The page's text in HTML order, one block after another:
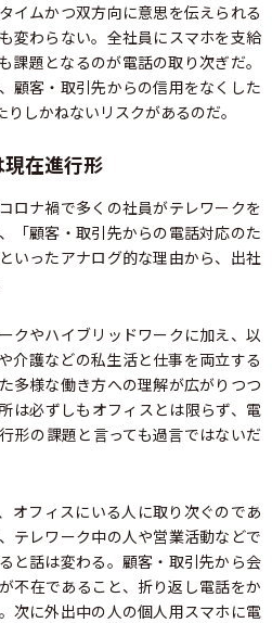
イムかつ双方向に意思を伝えられる
変わらない。全社員にスマホを支給
課題となるのが電話の取り次ぎだ。
顧客・取引先からの信用をなくした
しかねないリスクがあるのだ。
現在進行形
ロナ禍で多くの社員がテレワークを
「顧客・取引先からの電話対応のた
いったアナログ的な理由から、出社
クやハイブリッドワークに加え、以
介護などの私生活と仕事を両立する
多様な働き方への理解が広がりつつ
は必ずしもオフィスとは限らず、電
形の課題と言っても過言ではないだ
オフィスにいる人に取り次ぐのであ
テレワーク中の人や営業活動などで
と話は変わる。顧客・取引先から会
不在であること、折り返し電話をか
次に外出中の人の個人用スマホに電